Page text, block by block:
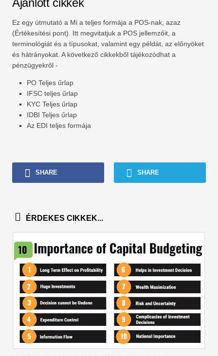
Ajánlott cikkek
Ez egy útmutató a Mi a teljes formája a POS-nak, azaz
(Értékesítési pont). Itt megvitatjuk a POS jellemzőit, a
terminológiát és a típusokat, valamint egy példát, az előnyöket
és hátrányokat. A következő cikkekből tájékozódhat a
pénzügyekről -
PO Teljes űrlap
IFSC teljes űrlap
KYC Teljes űrlap
IDBI Teljes űrlap
Az EDI teljes formája
SHARE SHARE
ÉRDEKES CIKKEK...